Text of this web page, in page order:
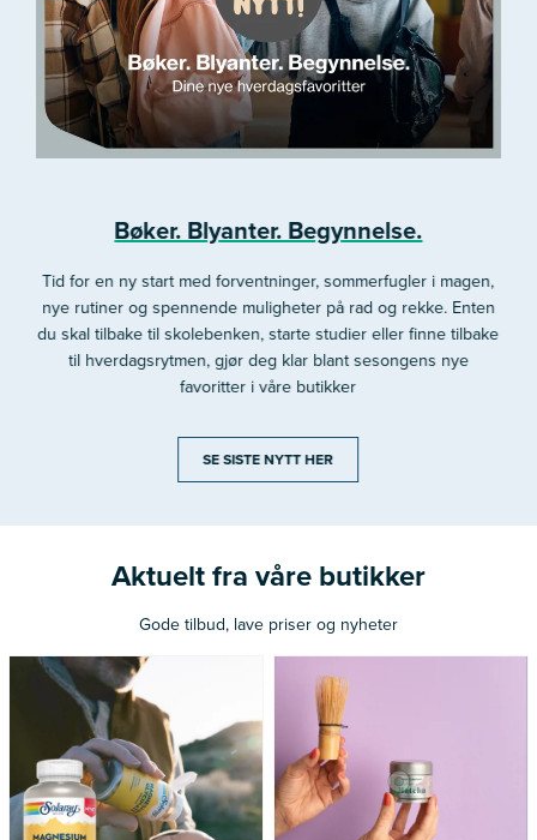
Bøker. Blyanter. Begynnelse.
Tid for en ny start med forventninger, sommerfugler i magen,
nye rutiner og spennende muligheter på rad og rekke. Enten
du skal tilbake til skolebenken, starte studier eller finne tilbake
til hverdagsrytmen, gjør deg klar blant sesongens nye
favoritter i våre butikker
SE SISTE NYTT HER
Aktuelt fra våre butikker
Gode tilbud, lave priser og nyheter
Nå: 260 kr Før: 325 kr